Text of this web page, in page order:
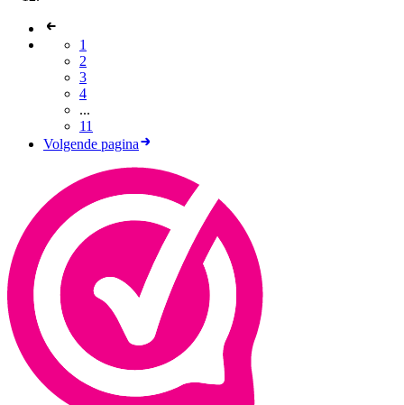
1
2
3
4
...
11
Volgende pagina